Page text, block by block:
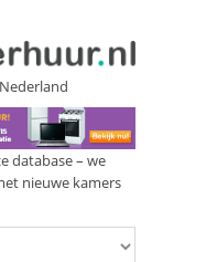
database – we
nieuwe kamers